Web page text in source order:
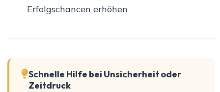
Erfolgschancen erhöhen
Schnelle Hilfe bei Unsicherheit oder
Zeitdruck